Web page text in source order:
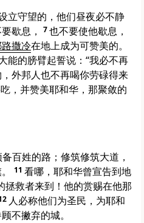
立守望的，他们昼夜必不静
歇息，
7也不要使他歇息，
撒冷在地上成为可赞美的。
能的膀臂起誓说：“我必不再
外邦人也不再喝你劳碌得来
，并赞美耶和华，那聚敛的
百姓的路；修筑修筑大道，
11 看哪，耶和华曾宣告到地
拯救者来到！他的赏赐在他那
人必称他们为圣民，为耶和
不撇弃的城。